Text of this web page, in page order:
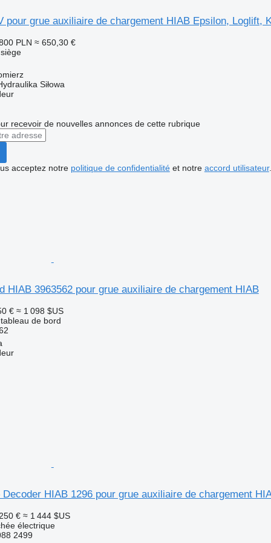
pour grue auxiliaire de chargement HIAB Epsilon, Loglift,
PLN ≈ 650,30 €
Siłowa
recevoir de nouvelles annonces de cette rubrique
acceptez notre politique de confidentialitéet notre accord utilisateur.
HIAB 3963562 pour grue auxiliaire de chargement HIAB
€ ≈ 1 098 $US
de bord
HIAB 1296 pour grue auxiliaire de chargement
€ ≈ 1 444 $US
électrique
2499